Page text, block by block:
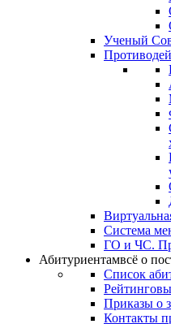
Ученый
Система
ГО и ЧС.
Абитуриентамвсё о
Список
Приказы о
Контакты